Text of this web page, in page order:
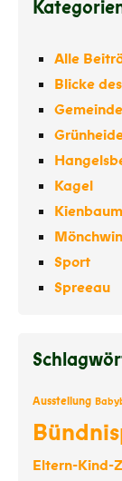
Alle
Blicke
Gemeinde
Kagel
Kienbaum
Sport
Spreeau
Ausstellung
Eltern-Kind-